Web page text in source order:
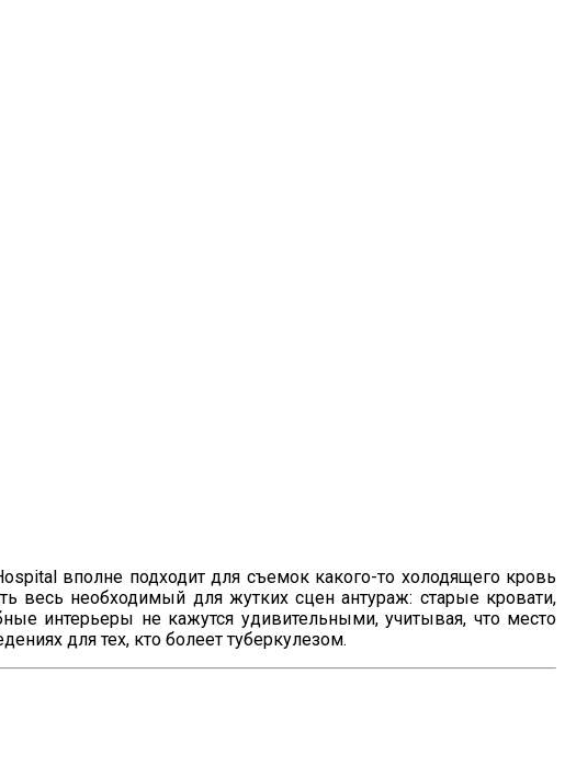
вполне подходит для съемок какого-то холодящего кровь
весь необходимый для жутких сцен антураж: старые кровати,
интерьеры не кажутся удивительными, учитывая, что место
для тех, кто болеет туберкулезом.